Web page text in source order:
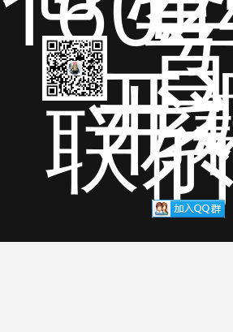
号
开
书
联